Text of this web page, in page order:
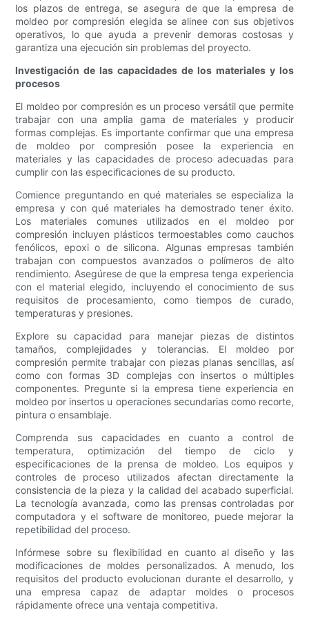
los plazos de entrega, se asegura de que la empresa de
moldeo por compresión elegida se alinee con sus objetivos
operativos, lo que ayuda a prevenir demoras costosas y
garantiza una ejecución sin problemas del proyecto.
Investigación de las capacidades de los materiales y los
procesos
El moldeo por compresión es un proceso versátil que permite
trabajar con una amplia gama de materiales y producir
formas complejas. Es importante confirmar que una empresa
de moldeo por compresión posee la experiencia en
materiales y las capacidades de proceso adecuadas para
cumplir con las especificaciones de su producto.
Comience preguntando en qué materiales se especializa la
empresa y con qué materiales ha demostrado tener éxito.
Los materiales comunes utilizados en el moldeo por
compresión incluyen plásticos termoestables como cauchos
fenólicos, epoxi o de silicona. Algunas empresas también
trabajan con compuestos avanzados o polímeros de alto
rendimiento. Asegúrese de que la empresa tenga experiencia
con el material elegido, incluyendo el conocimiento de sus
requisitos de procesamiento, como tiempos de curado,
temperaturas y presiones.
Explore su capacidad para manejar piezas de distintos
tamaños, complejidades y tolerancias. El moldeo por
compresión permite trabajar con piezas planas sencillas, así
como con formas 3D complejas con insertos o múltiples
componentes. Pregunte si la empresa tiene experiencia en
moldeo por insertos u operaciones secundarias como recorte,
pintura o ensamblaje.
Comprenda sus capacidades en cuanto a control de
temperatura, optimización del tiempo de ciclo y
especificaciones de la prensa de moldeo. Los equipos y
controles de proceso utilizados afectan directamente la
consistencia de la pieza y la calidad del acabado superficial.
La tecnología avanzada, como las prensas controladas por
computadora y el software de monitoreo, puede mejorar la
repetibilidad del proceso.
Infórmese sobre su flexibilidad en cuanto al diseño y las
modificaciones de moldes personalizados. A menudo, los
requisitos del producto evolucionan durante el desarrollo, y
una empresa capaz de adaptar moldes o procesos
rápidamente ofrece una ventaja competitiva.